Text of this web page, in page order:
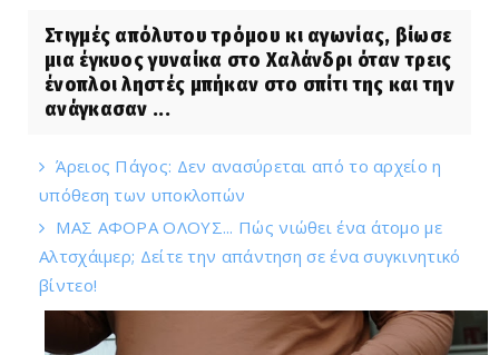
Στιγμές απόλυτου τρόμου κι αγωνίας, βίωσε
μια έγκυος γυναίκα στο Χαλάνδρι όταν τρεις
ένοπλοι ληστές μπήκαν στο σπίτι της και την
ανάγκασαν ...
Άρειος Πάγος: Δεν ανασύρεται από το αρχείο η
υπόθεση των υποκλοπών
ΜΑΣ ΑΦΟΡΑ ΟΛΟΥΣ... Πώς νιώθει ένα άτομο με
Αλτσχάιμερ; Δείτε την απάντηση σε ένα συγκινητικό
βίντεο!